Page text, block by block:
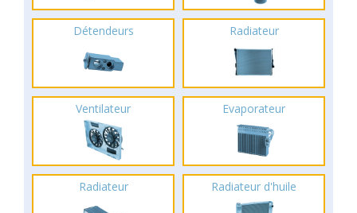
Détendeurs Radiateur
Ventilateur Evaporateur
Radiateur Radiateur d'huile